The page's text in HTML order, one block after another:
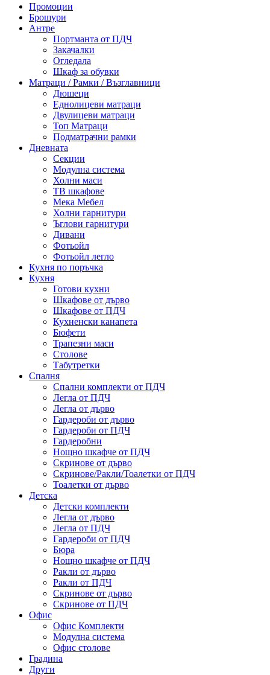
Промоции
Брошури
Антре
Портманта от ПДЧ
Закачалки
Огледала
Шкаф за обувки
Матраци / Рамки / Възглавници
Дюшеци
Еднолицеви матраци
Двулицеви матраци
Топ Матраци
Подматрачни рамки
Дневната
Секции
Модулна система
Холни маси
ТВ шкафове
Мека Мебел
Холни гарнитури
Ъглови гарнитури
Дивани
Фотьойл
Фотьойл легло
Кухня по поръчка
Кухня
Готови кухни
Шкафове от дърво
Шкафове от ПДЧ
Кухненски канапета
Бюфети
Трапезни маси
Столове
Табутретки
Спалня
Спални комплекти от ПДЧ
Легла от ПДЧ
Легла от дърво
Гардероби от дърво
Гардероби от ПДЧ
Гардеробни
Нощно шкафче от ПДЧ
Скринове от дърво
Скринове/Ракли/Тоалетки от ПДЧ
Тоалетки от дърво
Детска
Детски комплекти
Легла от дърво
Легла от ПДЧ
Гардероби от ПДЧ
Бюра
Нощно шкафче от ПДЧ
Ракли от дърво
Ракли от ПДЧ
Скринове от дърво
Скринове от ПДЧ
Офис
Офис Комплекти
Модулна система
Офис столове
Градина
Други